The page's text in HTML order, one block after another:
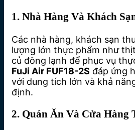
1. Nhà Hàng Và Khách
Các nhà hàng, khách sạn
lượng lớn thực phẩm như
củ đông lạnh để phục vụ
FuJi Air FUF18-2S đáp ứng
với dung tích lớn và khả
định.
2. Quán Ăn Và Cửa Hàng